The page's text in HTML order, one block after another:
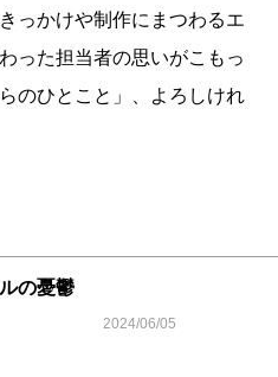
っかけや制作にまつわるエ
った担当者の思いがこもっ
のひとこと」、よろしけれ
の憂鬱
2024/06/05